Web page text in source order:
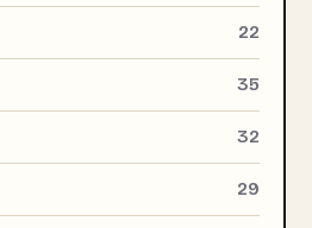
22
35
32
29